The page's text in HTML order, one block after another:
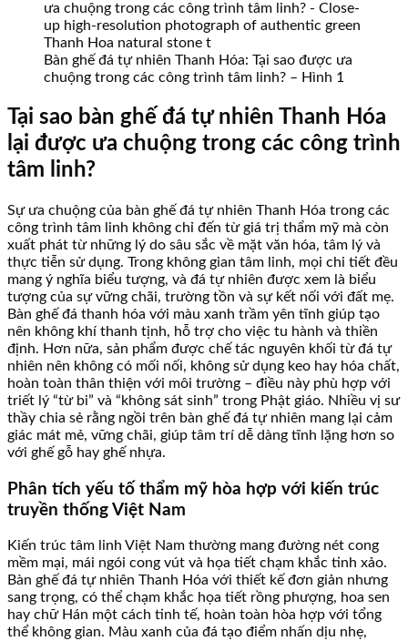
Bàn ghế đá tự nhiên Thanh Hóa: Tại sao được ưa
chuộng trong các công trình tâm linh? – Hình 1
Tại sao bàn ghế đá tự nhiên Thanh Hóa
lại được ưa chuộng trong các công trình
tâm linh?
Sự ưa chuộng của bàn ghế đá tự nhiên Thanh Hóa trong các
công trình tâm linh không chỉ đến từ giá trị thẩm mỹ mà còn
xuất phát từ những lý do sâu sắc về mặt văn hóa, tâm lý và
thực tiễn sử dụng. Trong không gian tâm linh, mọi chi tiết đều
mang ý nghĩa biểu tượng, và đá tự nhiên được xem là biểu
tượng của sự vững chãi, trường tồn và sự kết nối với đất mẹ.
Bàn ghế đá thanh hóa với màu xanh trầm yên tĩnh giúp tạo
nên không khí thanh tịnh, hỗ trợ cho việc tu hành và thiền
định. Hơn nữa, sản phẩm được chế tác nguyên khối từ đá tự
nhiên nên không có mối nối, không sử dụng keo hay hóa chất,
hoàn toàn thân thiện với môi trường – điều này phù hợp với
triết lý “từ bi” và “không sát sinh” trong Phật giáo. Nhiều vị sư
thầy chia sẻ rằng ngồi trên bàn ghế đá tự nhiên mang lại cảm
giác mát mẻ, vững chãi, giúp tâm trí dễ dàng tĩnh lặng hơn so
với ghế gỗ hay ghế nhựa.
Phân tích yếu tố thẩm mỹ hòa hợp với kiến trúc
truyền thống Việt Nam
Kiến trúc tâm linh Việt Nam thường mang đường nét cong
mềm mại, mái ngói cong vút và họa tiết chạm khắc tinh xảo.
Bàn ghế đá tự nhiên Thanh Hóa với thiết kế đơn giản nhưng
sang trọng, có thể chạm khắc họa tiết rồng phượng, hoa sen
hay chữ Hán một cách tinh tế, hoàn toàn hòa hợp với tổng
thể không gian. Màu xanh của đá tạo điểm nhấn dịu nhẹ,